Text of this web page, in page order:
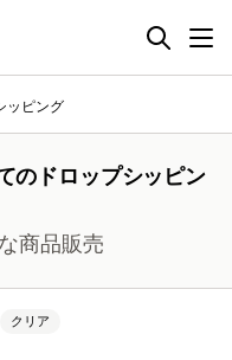
ッピング
のドロップシッピン
商品販売
クリア